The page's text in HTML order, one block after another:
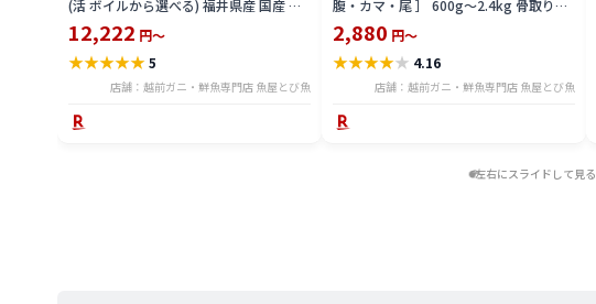
(活 ボイルから選べる) 福井県産 国産 産
地直送 脚折れ 訳ありカニ 越前がに ズワ
イガニ 越前 かに 送料無料 etz-900w
12,222 円～
★★★★★5
店舗：越前ガニ・鮮魚専門店 魚屋とび魚
腹・カマ・尾 ］ 600g〜2.4kg 骨取り・
骨無し 骨あり 切り落とし 骨取り・骨無
し 切身 ses2301-12ka
2,880 円～
★★★★★ 4.16
店舗：越前ガニ・鮮魚専門店 魚屋とび魚
左右にスライドして見る